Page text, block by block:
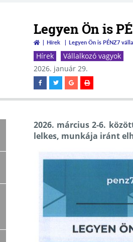
Legyen Ön is
Hírek Legyen Ön is PÉNZ7
Hírek
Vállalkozó vagyok
2026. január 29.
2026. március 2-6.
lelkes, munkája iránt